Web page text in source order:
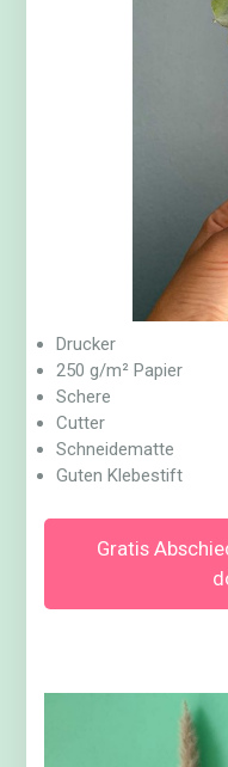
Drucker
250 g/m² Papier
Schere
Cutter
Schneidematte
Guten Klebestift
Gratis